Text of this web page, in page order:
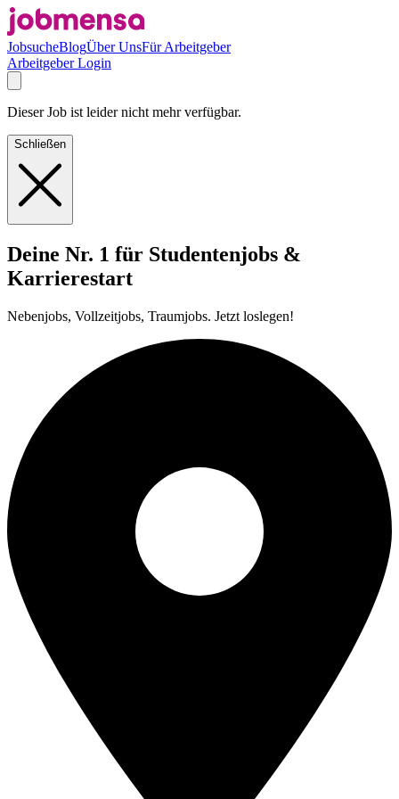
JobsucheBlogÜber UnsFür Arbeitgeber
Arbeitgeber Login
Dieser Job ist leider nicht mehr verfügbar.
Schließen
Deine Nr. 1 für Studentenjobs &
Karrierestart
Nebenjobs, Vollzeitjobs, Traumjobs. Jetzt loslegen!